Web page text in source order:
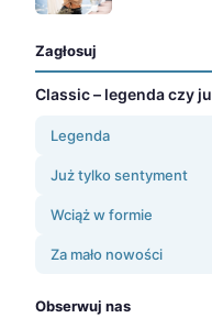
Zagłosuj
Classic – legenda czy
Legenda
Już tylko sentyment
Wciąż w formie
Za mało nowości
Obserwuj nas